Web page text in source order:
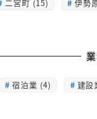
二宮町 (15) 伊勢
宿泊業 (4) 建設